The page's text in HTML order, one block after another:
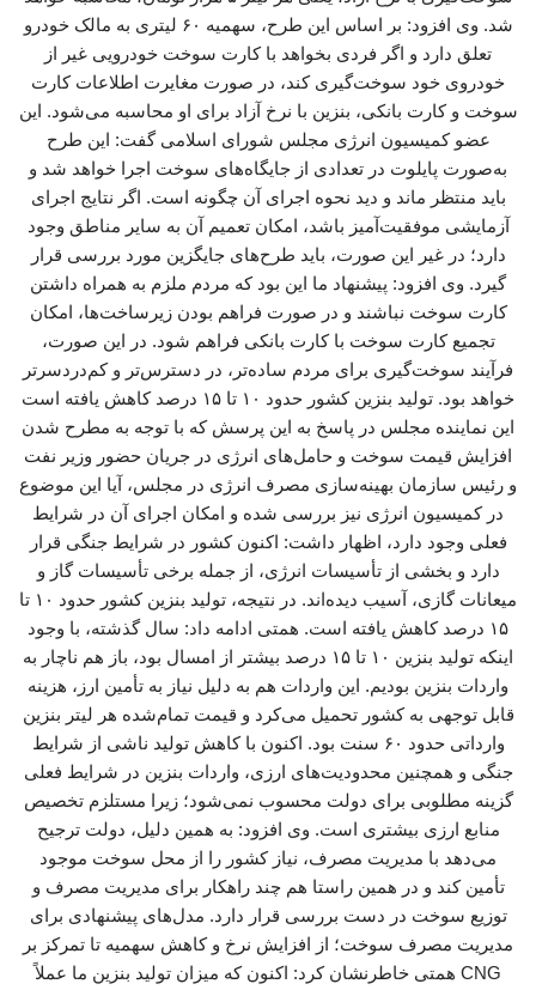
شد. وی افزود: بر اساس این طرح، سهمیه ۶۰ لیتری به مالک خودرو
تعلق دارد و اگر فردی بخواهد با کارت سوخت خودرویی غیر از
خودروی خود سوخت‌گیری کند، در صورت مغایرت اطلاعات کارت
سوخت و کارت بانکی، بنزین با نرخ آزاد برای او محاسبه می‌شود. این
عضو کمیسیون انرژی مجلس شورای اسلامی گفت: این طرح
به‌صورت پایلوت در تعدادی از جایگاه‌های سوخت اجرا خواهد شد و
باید منتظر ماند و دید نحوه اجرای آن چگونه است. اگر نتایج اجرای
آزمایشی موفقیت‌آمیز باشد، امکان تعمیم آن به سایر مناطق وجود
دارد؛ در غیر این صورت، باید طرح‌های جایگزین مورد بررسی قرار
گیرد. وی افزود: پیشنهاد ما این بود که مردم ملزم به همراه داشتن
کارت سوخت نباشند و در صورت فراهم بودن زیرساخت‌ها، امکان
تجمیع کارت سوخت با کارت بانکی فراهم شود. در این صورت،
فرآیند سوخت‌گیری برای مردم ساده‌تر، در دسترس‌تر و کم‌دردسرتر
خواهد بود. تولید بنزین کشور حدود ۱۰ تا ۱۵ درصد کاهش یافته است
این نماینده مجلس در پاسخ به این پرسش که با توجه به مطرح شدن
افزایش قیمت سوخت و حامل‌های انرژی در جریان حضور وزیر نفت
و رئیس سازمان بهینه‌سازی مصرف انرژی در مجلس، آیا این موضوع
در کمیسیون انرژی نیز بررسی شده و امکان اجرای آن در شرایط
فعلی وجود دارد، اظهار داشت: اکنون کشور در شرایط جنگی قرار
دارد و بخشی از تأسیسات انرژی، از جمله برخی تأسیسات گاز و
میعانات گازی، آسیب دیده‌اند. در نتیجه، تولید بنزین کشور حدود ۱۰ تا
۱۵ درصد کاهش یافته است. همتی ادامه داد: سال گذشته، با وجود
اینکه تولید بنزین ۱۰ تا ۱۵ درصد بیشتر از امسال بود، باز هم ناچار به
واردات بنزین بودیم. این واردات هم به دلیل نیاز به تأمین ارز، هزینه
قابل توجهی به کشور تحمیل می‌کرد و قیمت تمام‌شده هر لیتر بنزین
وارداتی حدود ۶۰ سنت بود. اکنون با کاهش تولید ناشی از شرایط
جنگی و همچنین محدودیت‌های ارزی، واردات بنزین در شرایط فعلی
گزینه مطلوبی برای دولت محسوب نمی‌شود؛ زیرا مستلزم تخصیص
منابع ارزی بیشتری است. وی افزود: به همین دلیل، دولت ترجیح
می‌دهد با مدیریت مصرف، نیاز کشور را از محل سوخت موجود
تأمین کند و در همین راستا هم چند راهکار برای مدیریت مصرف و
توزیع سوخت در دست بررسی قرار دارد. مدل‌های پیشنهادی برای
مدیریت مصرف سوخت؛ از افزایش نرخ و کاهش سهمیه تا تمرکز بر
CNG همتی خاطرنشان کرد: اکنون که میزان تولید بنزین ما عملاً